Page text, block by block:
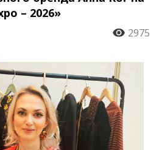
– 2026»
2975